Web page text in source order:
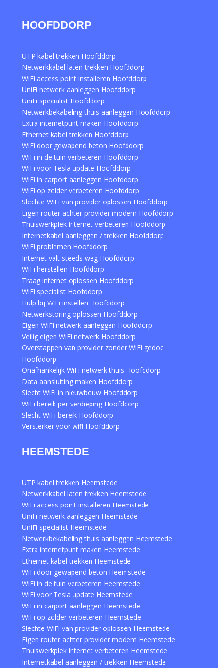
HOOFDDORP
UTP kabel trekken Hoofddorp
Netwerkkabel laten trekken Hoofddorp
WiFi access point installeren Hoofddorp
UniFi netwerk aanleggen Hoofddorp
UniFi specialist Hoofddorp
Netwerkbekabeling thuis aanleggen Hoofddorp
Extra internetpunt maken Hoofddorp
Ethernet kabel trekken Hoofddorp
WiFi door gewapend beton Hoofddorp
WiFi in de tuin verbeteren Hoofddorp
WiFi voor Tesla update Hoofddorp
WiFi in carport aanleggen Hoofddorp
WiFi op zolder verbeteren Hoofddorp
Slechte WiFi van provider oplossen Hoofddorp
Eigen router achter provider modem Hoofddorp
Thuiswerkplek internet verbeteren Hoofddorp
Internetkabel aanleggen / trekken Hoofddorp
WiFi problemen Hoofddorp
Internet valt steeds weg Hoofddorp
WiFi herstellen Hoofddorp
Traag internet oplossen Hoofddorp
WiFi specialist Hoofddorp
Hulp bij WiFi instellen Hoofddorp
Netwerkstoring oplossen Hoofddorp
Eigen WiFi netwerk aanleggen Hoofddorp
Veilig eigen WiFi netwerk Hoofddorp
Overstappen van provider zonder WiFi gedoe
Hoofddorp
Onafhankelijk WiFi netwerk thuis Hoofddorp
Data aansluiting maken Hoofddorp
Slecht WiFi in nieuwbouw Hoofddorp
WiFi bereik per verdieping Hoofddorp
Slecht WiFi bereik Hoofddorp
Versterker voor wifi Hoofddorp
HEEMSTEDE
UTP kabel trekken Heemstede
Netwerkkabel laten trekken Heemstede
WiFi access point installeren Heemstede
UniFi netwerk aanleggen Heemstede
UniFi specialist Heemstede
Netwerkbekabeling thuis aanleggen Heemstede
Extra internetpunt maken Heemstede
Ethernet kabel trekken Heemstede
WiFi door gewapend beton Heemstede
WiFi in de tuin verbeteren Heemstede
WiFi voor Tesla update Heemstede
WiFi in carport aanleggen Heemstede
WiFi op zolder verbeteren Heemstede
Slechte WiFi van provider oplossen Heemstede
Eigen router achter provider modem Heemstede
Thuiswerkplek internet verbeteren Heemstede
Internetkabel aanleggen / trekken Heemstede